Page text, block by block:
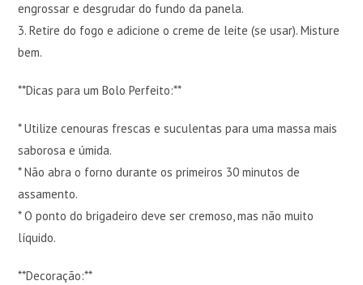
engrossar e desgrudar do fundo da panela.
3. Retire do fogo e adicione o creme de leite (se usar). Misture
bem.
**Dicas para um Bolo Perfeito:**
* Utilize cenouras frescas e suculentas para uma massa mais
saborosa e úmida.
* Não abra o forno durante os primeiros 30 minutos de
assamento.
* O ponto do brigadeiro deve ser cremoso, mas não muito
líquido.
**Decoração:**